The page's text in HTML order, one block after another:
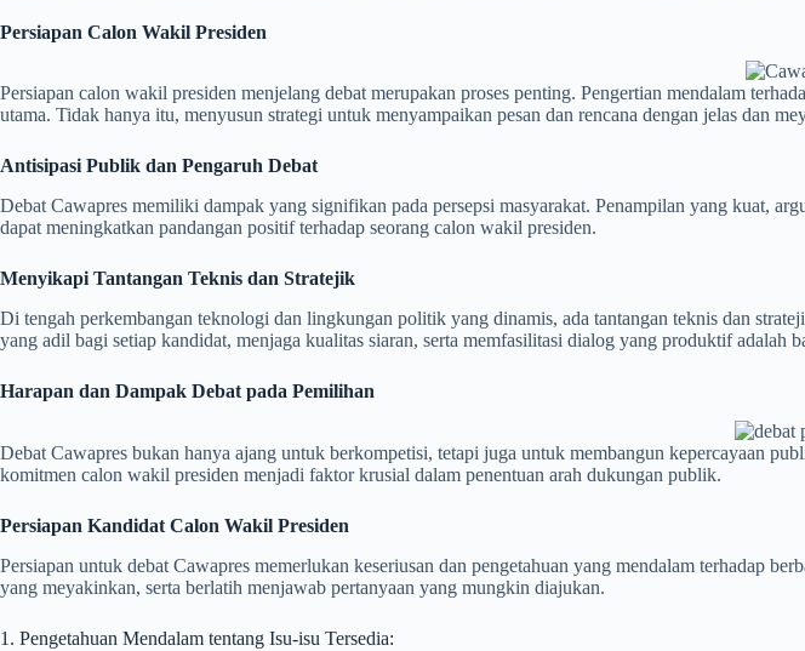
Persiapan Calon Wakil Presiden
Persiapan calon wakil presiden menjelang debat merupakan proses penting. Pengertian mendalam
utama. Tidak hanya itu, menyusun strategi untuk menyampaikan pesan dan rencana dengan jelas dan
Antisipasi Publik dan Pengaruh Debat
Debat Cawapres memiliki dampak yang signifikan pada persepsi masyarakat. Penampilan yang kuat,
dapat meningkatkan pandangan positif terhadap seorang calon wakil presiden.
Menyikapi Tantangan Teknis dan Stratejik
Di tengah perkembangan teknologi dan lingkungan politik yang dinamis, ada tantangan teknis dan
yang adil bagi setiap kandidat, menjaga kualitas siaran, serta memfasilitasi dialog yang produktif adalah
Harapan dan Dampak Debat pada Pemilihan
Debat Cawapres bukan hanya ajang untuk berkompetisi, tetapi juga untuk membangun kepercayaan
komitmen calon wakil presiden menjadi faktor krusial dalam penentuan arah dukungan publik.
Persiapan Kandidat Calon Wakil Presiden
Persiapan untuk debat Cawapres memerlukan keseriusan dan pengetahuan yang mendalam terhadap
yang meyakinkan, serta berlatih menjawab pertanyaan yang mungkin diajukan.
1. Pengetahuan Mendalam tentang Isu-isu Tersedia: